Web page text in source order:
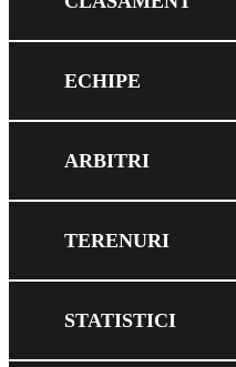
ECHIPE
ARBITRI
TERENURI
STATISTICI